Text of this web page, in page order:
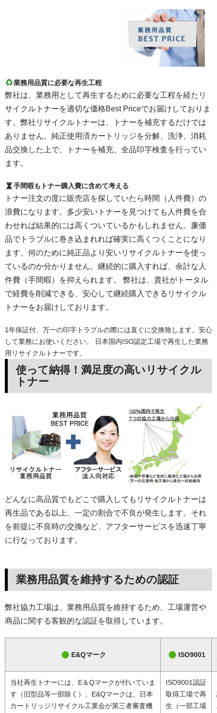
業務用品質に必要な再生工程
弊社は、業務用として再生するために必要な工程を経たリ
サイクルトナーを適切な価格Best Priceでお届けしておりま
す。弊社リサイクルトナーは、トナーを補充するだけでは
ありません。純正使用済カートリッジを分解、洗浄、消耗
品交換した上で、トナーを補充、全品印字検査を行ってい
ます。
手間暇もトナー購入費に含めて考える
トナー注文の度に販売店を探していたら時間（人件費）の
浪費になります。多少安いトナーを見つけても人件費を合
わせれば結果的には高くついているかもしれません。廉価
品でトラブルに巻き込まれれば確実に高くつくことになり
ます。何のために純正品より安いリサイクルトナーを使っ
ているのか分かりません。継続的に購入すれば、余計な人
件費（手間暇）を抑えられます。 弊社は、貴社がトータル
で経費を削減できる、安心して継続購入できるリサイクル
トナーをお届けしております。
1年保証付、万一の印字トラブルの際には直ぐに交換致します。安心
して業務にお使いください。 日本国内ISO認定工場で再生した業務
用リサイクルトナーです。
使って納得！満足度の高いリサイクル
トナー
どんなに高品質でもどこで購入してもリサイクルトナーは
再生品である以上、一定の割合で不良が発生します。それ
を前提に不良時の交換など、アフターサービスを迅速丁寧
に行なっております。
業務用品質を維持するための認証
弊社協力工場は、業務用品質を維持するため、工場運営や
商品に関する客観的な認証を取得しています。
E&Qマーク ISO9001
当社再生トナーには、E＆Qマークが付いていま
す（旧型品等一部除く）。E&Qマークは、日本
カートリッジリサイクル工業会が第三者審査機
ISO9001認証
取得工場で再
生（一部工場